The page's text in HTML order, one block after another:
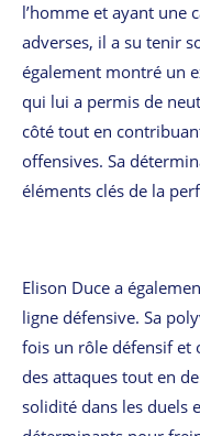
l’homme et ayant une
adverses, il a su tenir
également montré un
qui lui a permis de
côté tout en
offensives. Sa
éléments clés de la
Elison Duce a
ligne défensive. Sa
fois un rôle défensif et
des attaques tout en
solidité dans les duels